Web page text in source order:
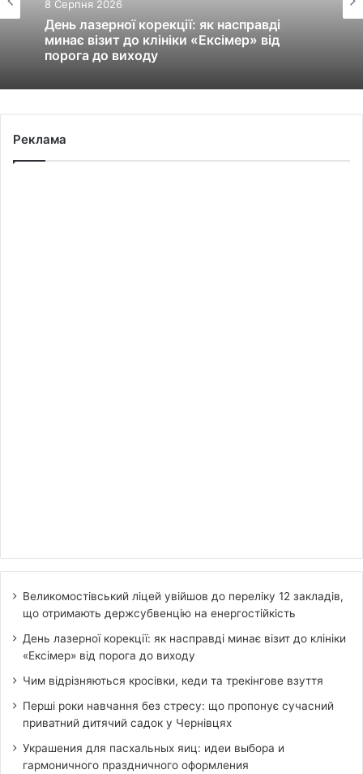
8 Серпня 2026
День лазерної корекції: як насправді
минає візит до клініки «Ексімер» від
порога до виходу
Реклама
Великомостівський ліцей увійшов до переліку 12 закладів,
що отримають держсубвенцію на енергостійкість
День лазерної корекції: як насправді минає візит до клініки
«Ексімер» від порога до виходу
Чим відрізняються кросівки, кеди та трекінгове взуття
Перші роки навчання без стресу: що пропонує сучасний
приватний дитячий садок у Чернівцях
Украшения для пасхальных яиц: идеи выбора и
гармоничного праздничного оформления